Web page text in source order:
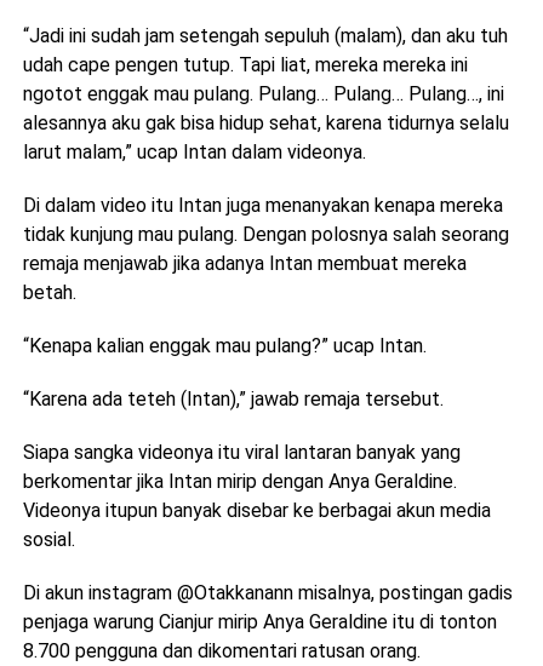
“Jadi ini sudah jam setengah sepuluh (malam), dan aku tuh
udah cape pengen tutup. Tapi liat, mereka mereka ini
ngotot enggak mau pulang. Pulang… Pulang… Pulang…, ini
alesannya aku gak bisa hidup sehat, karena tidurnya selalu
larut malam,” ucap Intan dalam videonya.
Di dalam video itu Intan juga menanyakan kenapa mereka
tidak kunjung mau pulang. Dengan polosnya salah seorang
remaja menjawab jika adanya Intan membuat mereka
betah.
“Kenapa kalian enggak mau pulang?” ucap Intan.
“Karena ada teteh (Intan),” jawab remaja tersebut.
Siapa sangka videonya itu viral lantaran banyak yang
berkomentar jika Intan mirip dengan Anya Geraldine.
Videonya itupun banyak disebar ke berbagai akun media
sosial.
Di akun instagram @Otakkanann misalnya, postingan gadis
penjaga warung Cianjur mirip Anya Geraldine itu di tonton
8.700 pengguna dan dikomentari ratusan orang.